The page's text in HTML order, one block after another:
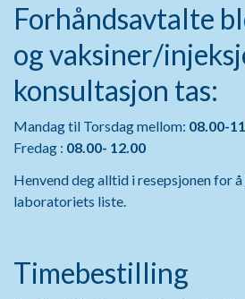
Forhåndsavtalte
og vaksiner/
konsultasjon tas:
Mandag til Torsdag mellom: 08.00-
Fredag : 08.00- 12.00
Henvend deg alltid i resepsjonen for
laboratoriets liste.
Timebestilling